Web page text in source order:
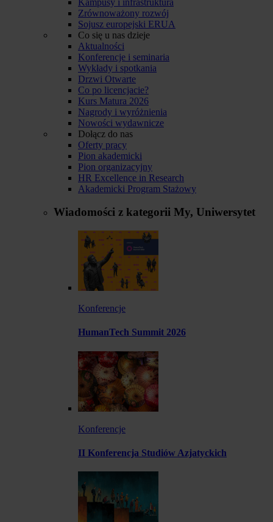
Zrównoważony rozwój
Sojusz europejski ERUA
Co się u nas dzieje
Aktualności
Konferencje i seminaria
Wykłady i spotkania
Drzwi Otwarte
Co po licencjacie?
Kurs Matura 2026
Nagrody i wyróżnienia
Nowości wydawnicze
Dołącz do nas
Oferty pracy
Pion akademicki
Pion organizacyjny
HR Excellence in Research
Akademicki Program Stażowy
Wiadomości z kategorii My, Uniwersytet
Konferencje
HumanTech Summit 2026
Konferencje
II Konferencja Studiów Azjatyckich